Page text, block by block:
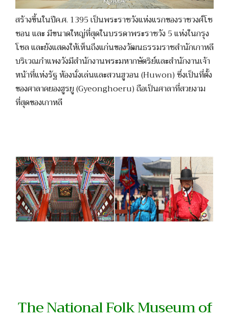
สร้างขึ้นในปีค.ศ. 1395 เป็นพระราชวังแห่งแรกของราชวงศ์โช
ซอน และ มีขนาดใหญ่ที่สุดในบรรดาพระราชวัง 5 แห่งในกรุง
โซล และยังแสดงให้เห็นถึงแก่นของวัฒนธรรมราชสำนักเกาหลี
บริเวณกำแพงวังมีสำนักงานพระมหากษัตริย์และสำนักงานเจ้า
หน้าที่แห่งรัฐ ห้องนั่งเล่นและสวนฮูวอน (Huwon) ซึ่งเป็นที่ตั้ง
ของศาลาคยองฮูรยู (Gyeonghoeru) ถือเป็นศาลาที่สวยงาม
ที่สุดของเกาหลี
The National Folk Museum of